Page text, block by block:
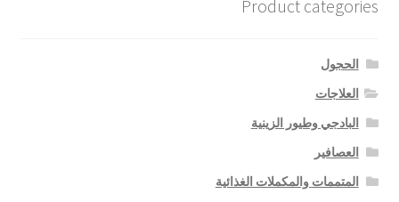
Product categories
الحجول
العلاجات
البادجي وطيور الزينية
العصافير
المتممات والمكملات الغذائية